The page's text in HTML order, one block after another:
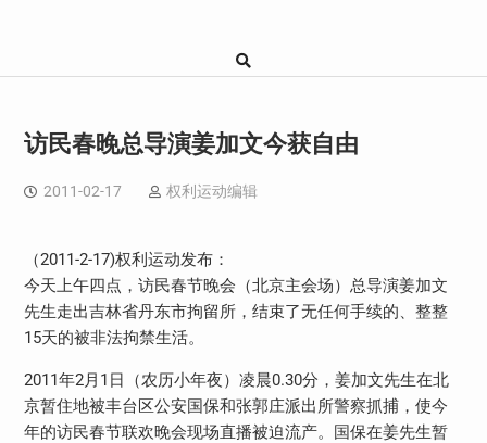
访民春晚总导演姜加文今获自由
2011-02-17 权利运动编辑
（2011-2-17)权利运动发布：
今天上午四点，访民春节晚会（北京主会场）总导演姜加文
先生走出吉林省丹东市拘留所，结束了无任何手续的、整整
15天的被非法拘禁生活。
2011年2月1日（农历小年夜）凌晨0.30分，姜加文先生在北
京暂住地被丰台区公安国保和张郭庄派出所警察抓捕，使今
年的访民春节联欢晚会现场直播被迫流产。国保在姜先生暂